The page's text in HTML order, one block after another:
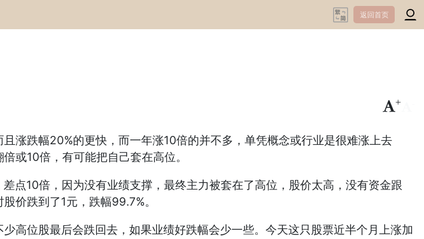
返回首页
+
涨跌幅20%的更快，而一年涨10倍的并不多，单凭概念或行业是很难涨上去
或10倍，有可能把自己套在高位。
10倍，因为没有业绩支撑，最终主力被套在了高位，股价太高，没有资金跟
价跌到了1元，跌幅99.7%。
高位股最后会跌回去，如果业绩好跌幅会少一些。今天这只股票近半个月上涨加